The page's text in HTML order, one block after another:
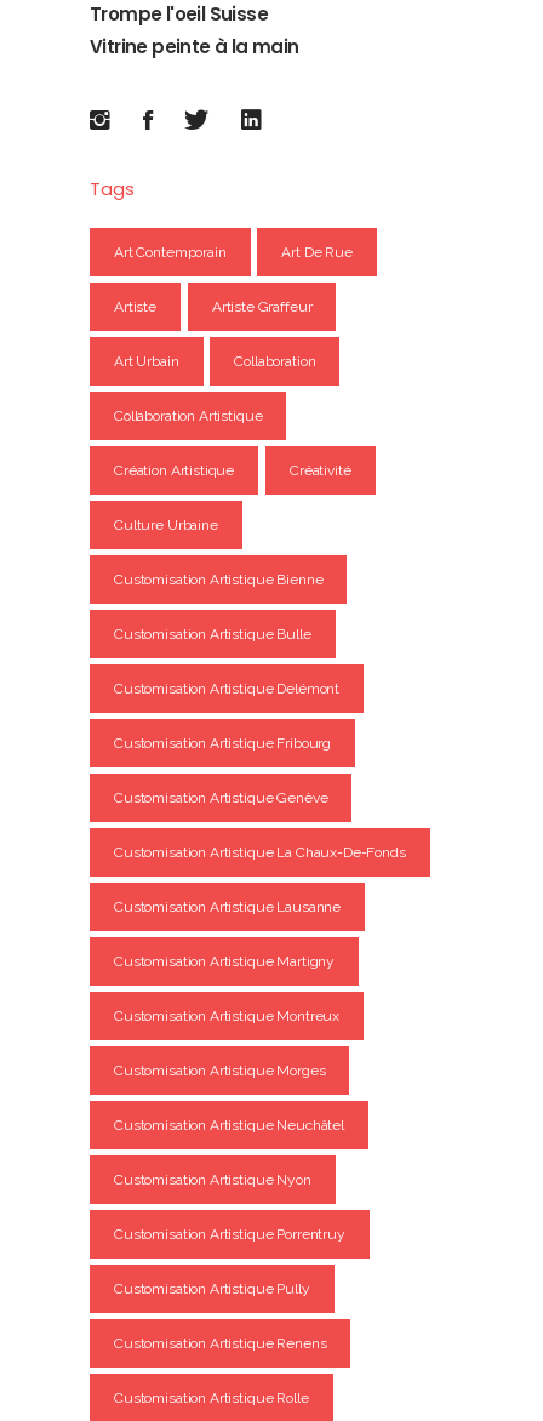
Trompe l'oeil Suisse
Vitrine peinte à la main
Tags
Art Contemporain Art De Rue
Artiste Artiste Graffeur
Art Urbain Collaboration
Collaboration Artistique
Création Artistique Créativité
Culture Urbaine
Customisation Artistique Bienne
Customisation Artistique Bulle
Customisation Artistique Delémont
Customisation Artistique Fribourg
Customisation Artistique Genève
Customisation Artistique La Chaux-De-Fonds
Customisation Artistique Lausanne
Customisation Artistique Martigny
Customisation Artistique Montreux
Customisation Artistique Morges
Customisation Artistique Neuchâtel
Customisation Artistique Nyon
Customisation Artistique Porrentruy
Customisation Artistique Pully
Customisation Artistique Renens
Customisation Artistique Rolle